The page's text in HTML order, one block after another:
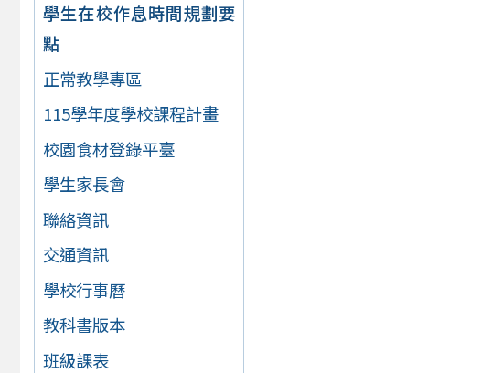
學生在校作息時間規劃要
點
正常教學專區
115學年度學校課程計畫
校園食材登錄平臺
學生家長會
聯絡資訊
交通資訊
學校行事曆
教科書版本
班級課表